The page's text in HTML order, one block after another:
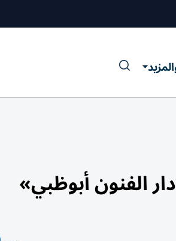
المزيد
الفنون أبوظبي»